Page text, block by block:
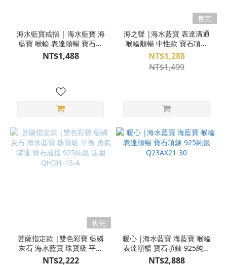
海水藍寶戒指 | 海水藍寶 海
藍寶 喉輪 表達順暢 寶石戒
指 925純銀 活圍 S24AB23-
946
NT$1,488
售完
海之聲 |海水藍寶 表達溝通
喉輪順暢 中性款 寶石項鍊
S24AB21-67
NT$1,288
NT$1,499
售完
菩薩指定款 |雙色彩寶 藍磷
灰石 海水藍寶 珠寶級 平衡
勇氣 溝通 寶石戒指 925純銀
NT$2,222
暖心 |海水藍寶 海藍寶 喉輪
表達順暢 寶石項鍊 925純銀
Q23AX21-30
NT$2,888